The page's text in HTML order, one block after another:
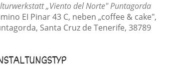
„Viento del Norte" Puntagorda
EI Pinar 43 C, neben „coffee & cake",
Santa Cruz de Tenerife, 38789